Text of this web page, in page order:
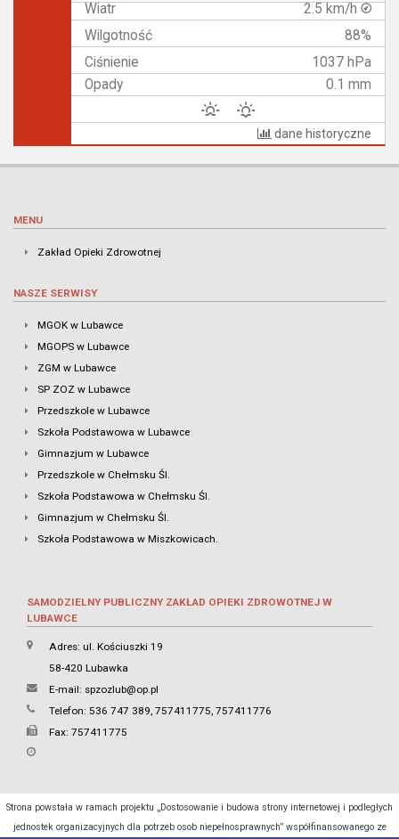
Wiatr
2.5 km/h
Wilgotność
88%
Ciśnienie
1037 hPa
Opady
0.1 mm
dane historyczne
MENU
Zakład Opieki Zdrowotnej
NASZE SERWISY
MGOK w Lubawce
MGOPS w Lubawce
ZGM w Lubawce
SP ZOZ w Lubawce
Przedszkole w Lubawce
Szkoła Podstawowa w Lubawce
Gimnazjum w Lubawce
Przedszkole w Chełmsku Śl.
Szkoła Podstawowa w Chełmsku Śl.
Gimnazjum w Chełmsku Śl.
Szkoła Podstawowa w Miszkowicach.
SAMODZIELNY PUBLICZNY ZAKŁAD OPIEKI ZDROWOTNEJ W
LUBAWCE
Adres: ul. Kościuszki 19
58-420 Lubawka
E-mail: spzozlub@op.pl
Telefon: 536 747 389, 757411775, 757411776
Fax: 757411775
Strona powstała w ramach projektu „Dostosowanie i budowa strony internetowej i podległych
jednostek organizacyjnych dla potrzeb osob niepełnosprawnych” współfinansowanego ze